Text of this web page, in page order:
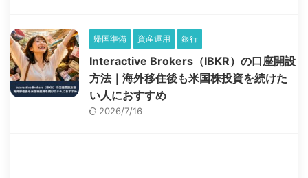
帰国準備 資産運用 銀行
Interactive Brokers（IBKR）の口座開設
方法｜海外移住後も米国株投資を続けた
い人におすすめ
2026/7/16